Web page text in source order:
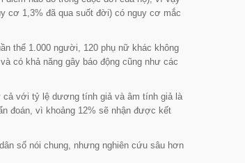
cơ 1,3% đã qua suốt đời) có nguy cơ mắc
thể 1.000 người, 120 phụ nữ khác không
có khả năng gây báo động cũng như các
cả với tỷ lệ dương tính giả và âm tính giả là
đoán, vì khoảng 12% sẽ nhận được kết
số nói chung, nhưng nghiên cứu sâu hơn